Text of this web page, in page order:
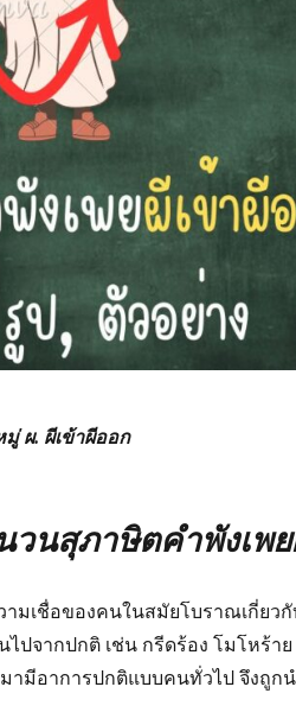
ผ. ผีเข้าผีออก
นสุภาษิตคำพังเพ
มเชื่อของคนในสมัยโบราณเกี่ยวกั
ไปจากปกติ เช่น กรีดร้อง โมโหร้า
มีอาการปกติแบบคนทั่วไป จึงถูกน